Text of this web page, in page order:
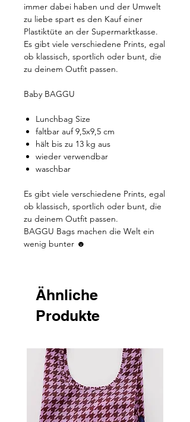
immer dabei haben und der Umwelt
zu liebe spart es den Kauf einer
Plastiktüte an der Supermarktkasse.
Es gibt viele verschiedene Prints, egal
ob klassisch, sportlich oder bunt, die
zu deinem Outfit passen.
Baby BAGGU
Lunchbag Size
faltbar auf 9,5x9,5 cm
hält bis zu 13 kg aus
wieder verwendbar
waschbar
Es gibt viele verschiedene Prints, egal
ob klassisch, sportlich oder bunt, die
zu deinem Outfit passen.
BAGGU Bags machen die Welt ein
wenig bunter ☻
Ähnliche
Produkte